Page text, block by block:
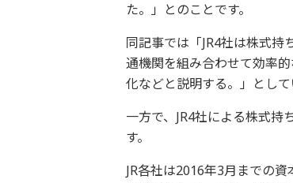
た。」とのことです。
同記事では「JR4社は株式
通機関を組み合わせて効率
化などと説明する。」として
一方で、JR4社による株式
す。
JR各社は2016年3月までの